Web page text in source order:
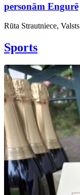
personām Engurē
Rūta Strautniece,
Sports